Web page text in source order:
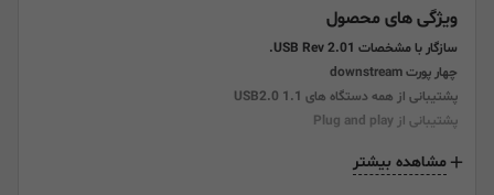
ویژگی های محصول
سازگار با مشخصات USB Rev 2.01.
چهار پورت downstream
پشتیبانی از همه دستگاه های USB2.0 1.1
پشتیبانی از Plug and play
مشاهده بیشتر